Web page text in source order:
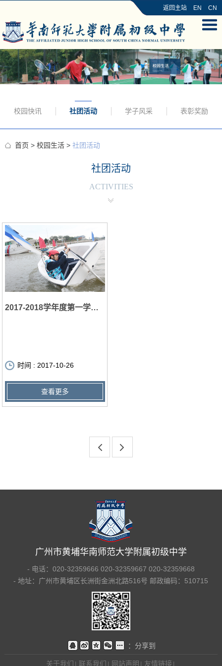
返回主站 EN CN
校园快讯 社团活动 学子风采 表彰奖励
首页 > 校园生活 > 社团活动
社团活动
ACTIVITIES
2017-2018学年度第一学期综合实践课程
时间 : 2017-10-26
查看更多
广州市黄埔华南师范大学附属初级中学
- 电话：020-32359666 020-32359667 020-32359668
- 地址：广州市黄埔区长洲街金洲北路516号 邮政编码：510715
：分享到
关于我们 | 联系我们 | 网站声明 | 友情链接 |